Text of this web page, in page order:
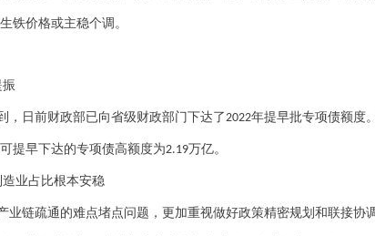
铁价格或主稳个调。
，日前财政部已向省级财政部门下达了2022年提早批专项债额度
提早下达的专项债高额度为2.19万亿。
业占比根本安稳
业链疏通的难点堵点问题，更加重视做好政策精密规划和联接协